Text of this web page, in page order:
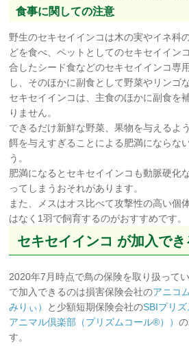
食事に関しての注意
野生のセキセイインコは木の実やイネ科
どを食べ、ペットとしてのセキセイイン
合したシード食などのセキセイインコ専
し、そのほかに副食として野菜やリンゴ
セキセイインコは、主食のほかに副食を
りません。
できるだけ新鮮な野菜、果物を与えるよ
餌を与えすぎることによる肥満にならな
う。
肥満になるとセキセイインコも動脈硬化
ってしまうおそれがあります。
また、メスはオス比べて攻撃性の高い個
はなく1羽で飼育するのがおすすめです。
セキセイインコ が加入で
2020年7月時点で鳥の保険を取り扱って
で加入できるのは損害保険会社のアニコ
みりぃ） と少額短期保険会社のSBIプリ
アニマル倶楽部（プリズムコール®））
す。